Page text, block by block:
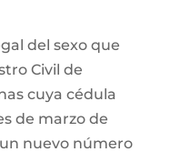
del sexo que
Civil de
cuya cédula
de marzo de
nuevo número